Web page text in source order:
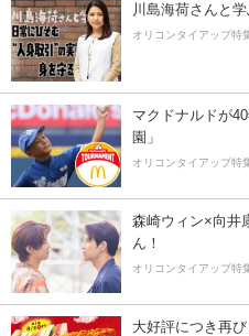
川島海荷さんと
オリコンタイアップ特
マクドナルドが
園」
オリコンタイアップ特
森崎ウィン×向井
ん！
オリコンタイアップ特
大好評につき再